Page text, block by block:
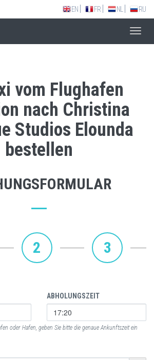
EN FR NL RU
vom Flughafen
nach Christina
Studios Elounda
bestellen
2 3
ABHOLUNGSZEIT
oder Hafen, geben Sie bitte die genaue Ankunftszeit ein